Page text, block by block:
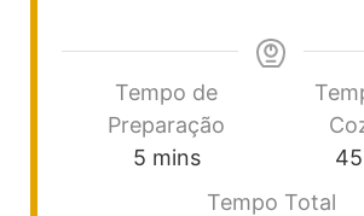
Tempo de
Preparação
5 mins
45
Tempo Total